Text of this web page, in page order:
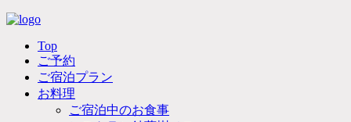
Top
ご予約
ご宿泊プラン
お料理
ご宿泊中のお食事